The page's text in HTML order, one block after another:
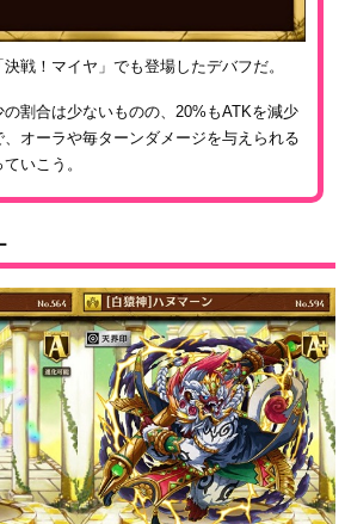
戦！マイヤ」でも登場したデバフだ。
割合は少ないものの、20%もATKを減少
オーラや毎ターンダメージを与えられる
いこう。